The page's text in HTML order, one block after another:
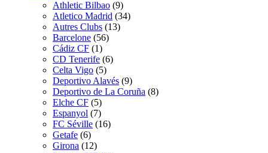
Athletic Bilbao (9)
Atletico Madrid (34)
Autres Clubs (13)
Barcelone (56)
Cádiz CF (1)
CD Tenerife (6)
Celta Vigo (5)
Deportivo Alavés (9)
Deportivo de La Coruña (8)
Elche CF (5)
Espanyol (7)
FC Séville (16)
Getafe (6)
Girona (12)